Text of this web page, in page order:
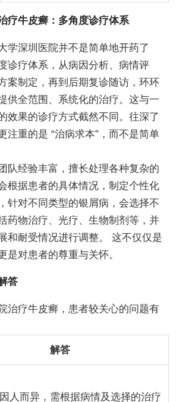
疗牛皮癣：多角度诊疗体系
学深圳医院并不是简单地开药了
诊疗体系，从病因分析、病情评
案制定，再到后期复诊随访，环环
供全范围、系统化的治疗。这与一
效果的诊疗方式截然不同。往深了
注重的是 “治病求本”，而不是简单
队经验丰富，擅长处理各种复杂的
根据患者的具体情况，制定个性化
针对不同类型的银屑病，会选择不
药物治疗、光疗、生物制剂等，并
和耐受情况进行调整。 这不仅仅是
是对患者的尊重与关怀。
答
治疗牛皮癣，患者较关心的问题有
解答
人而异，需根据病情及选择的治疗